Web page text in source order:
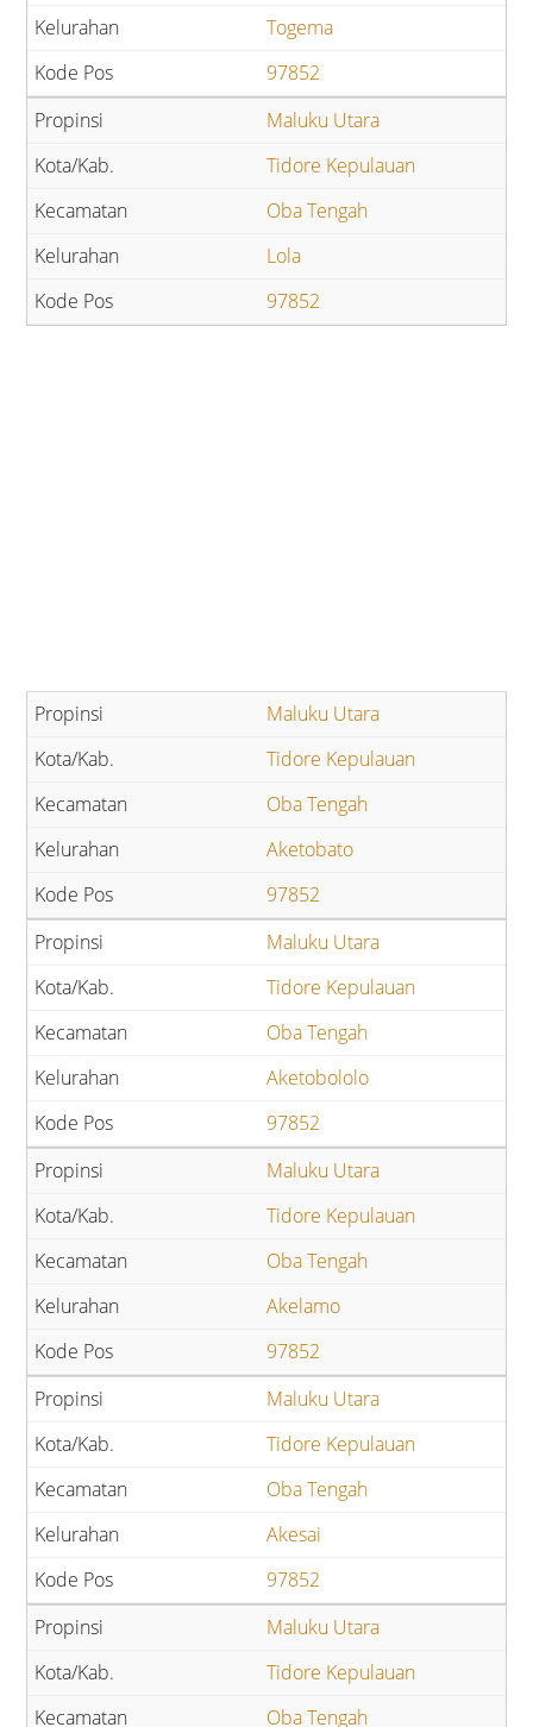
Togema
97852
Maluku Utara
Tidore Kepulauan
Oba Tengah
Lola
97852
Maluku Utara
Tidore Kepulauan
Oba Tengah
Aketobato
97852
Maluku Utara
Tidore Kepulauan
Oba Tengah
Aketobololo
97852
Maluku Utara
Tidore Kepulauan
Oba Tengah
Akelamo
97852
Maluku Utara
Tidore Kepulauan
Oba Tengah
Akesai
97852
Maluku Utara
Tidore Kepulauan
Oba Tengah